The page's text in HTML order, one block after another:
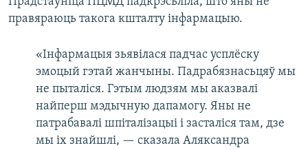
правяраюць такога кшталту інфармацыю.
«Інфармацыя зьявілася падчас усплёску
эмоцый гэтай жанчыны. Падрабязнасьцяў мы
не пыталіся. Гэтым людзям мы аказвалі
найперш мэдычную дапамогу. Яны не
патрабавалі шпіталізацыі і засталіся там, дзе
мы іх знайшлі, — сказала Аляксандра